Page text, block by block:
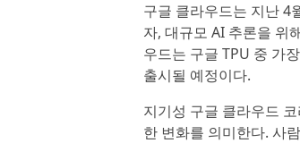
구글 클라우드는 지난 4
자, 대규모 AI 추론을 위
우드는 구글 TPU 중 가
출시될 예정이다.
지기성 구글 클라우드
한 변화를 의미한다. 사